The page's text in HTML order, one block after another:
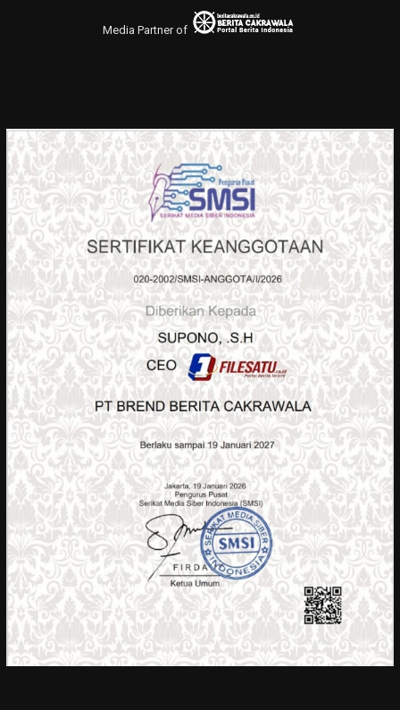
Media Partner of